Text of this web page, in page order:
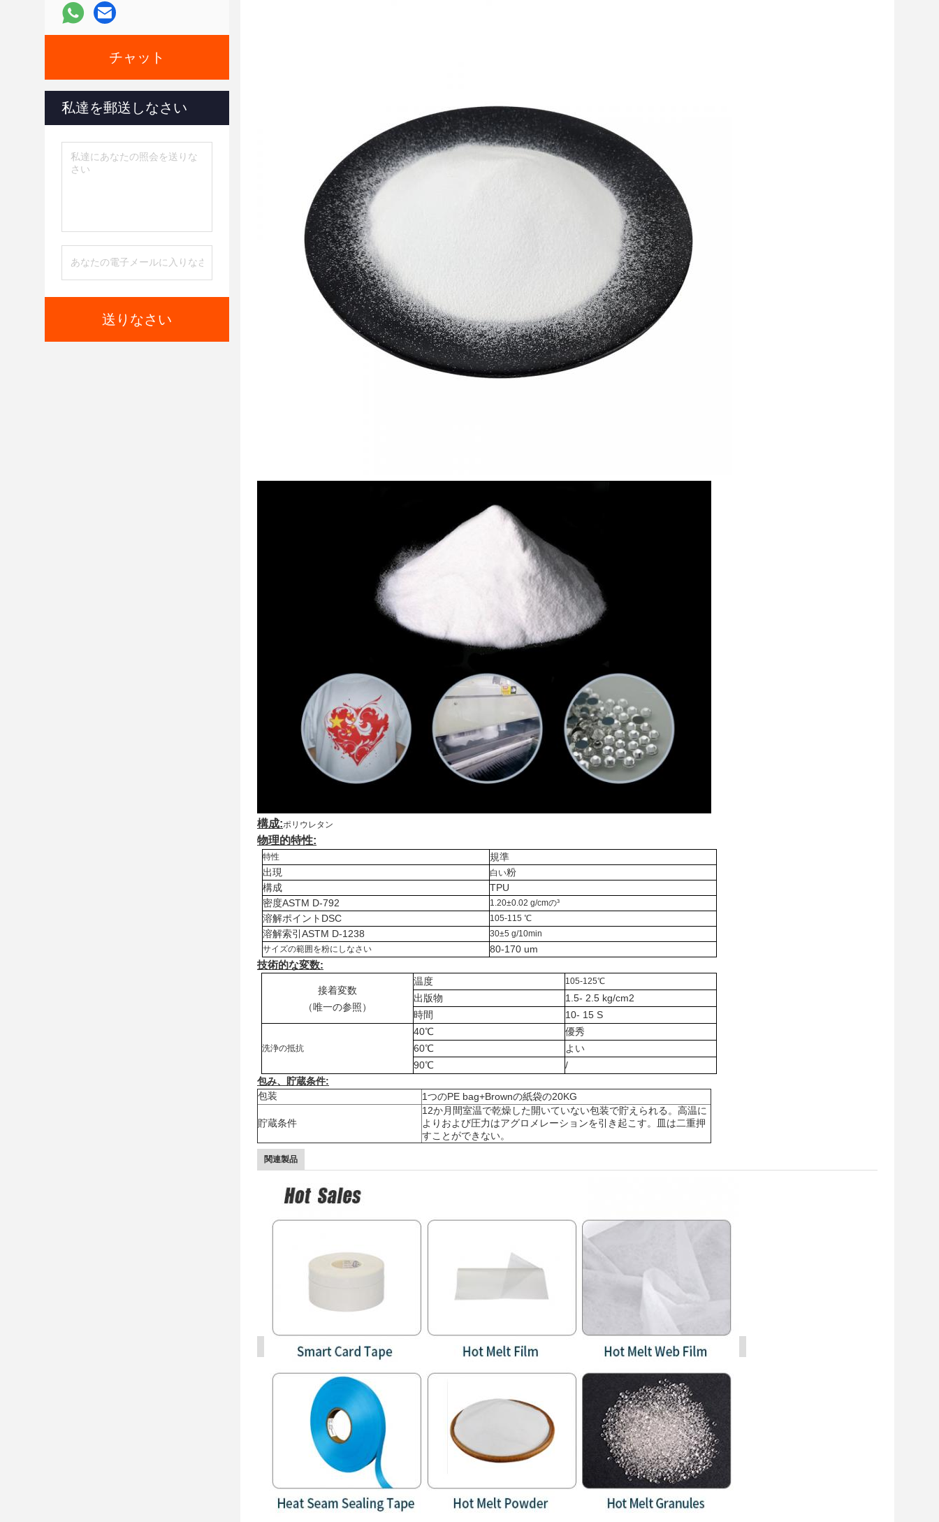
チャット
私達を郵送しなさい
送りなさい
構成:ポリウレタン
物理的特性:
特性
規準
出現
白い粉
構成
TPU
密度ASTM D-792
1.20±0.02 g/cmの³
溶解ポイントDSC 105-115 ℃
溶解索引ASTM D-1238
30±5 g/10min
サイズの範囲を粉にしなさい
80-170 um
技術的な変数:
接着変数
（唯一の参照）
温度 105-125℃
出版物
1.5- 2.5 kg/cm2
時間
10- 15 S
洗浄の抵抗
40℃
優秀
60℃
よい
90℃
/
包み、 貯蔵条件:
包装
1つのPE bag+Brownの紙袋の20KG
貯蔵条件
12か月間室温で乾燥した開いていない包装で貯えられる。高温に
よりおよび圧力はアグロメレーションを引き起こす。皿は二重押
すことができない。
関連製品